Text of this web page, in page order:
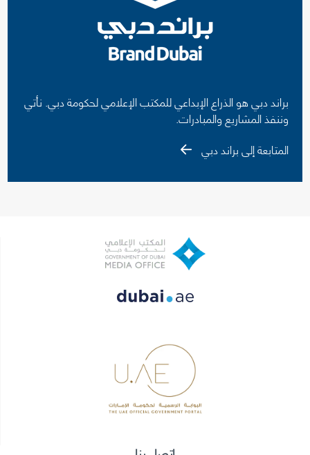
براند دبي هو الذراع الإبداعي للمكتب الإعلامي لحكومة دبي. نأتي
وننفذ المشاريع والمبادرات.
المتابعة إلى براند دبي